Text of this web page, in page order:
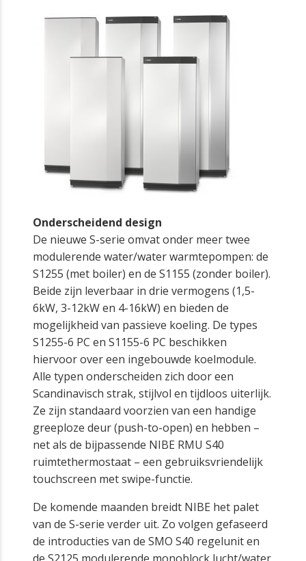
Onderscheidend design
De nieuwe S-serie omvat onder meer twee
modulerende water/water warmtepompen: de
S1255 (met boiler) en de S1155 (zonder boiler).
Beide zijn leverbaar in drie vermogens (1,5-
6kW, 3-12kW en 4-16kW) en bieden de
mogelijkheid van passieve koeling. De types
S1255-6 PC en S1155-6 PC beschikken
hiervoor over een ingebouwde koelmodule.
Alle typen onderscheiden zich door een
Scandinavisch strak, stijlvol en tijdloos uiterlijk.
Ze zijn standaard voorzien van een handige
greeploze deur (push-to-open) en hebben –
net als de bijpassende NIBE RMU S40
ruimtethermostaat – een gebruiksvriendelijk
touchscreen met swipe-functie.
De komende maanden breidt NIBE het palet
van de S-serie verder uit. Zo volgen gefaseerd
de introducties van de SMO S40 regelunit en